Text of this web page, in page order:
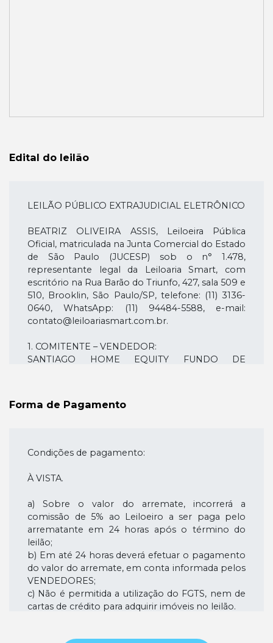
Edital do leilão
LEILÃO PÚBLICO EXTRAJUDICIAL ELETRÔNICO
BEATRIZ OLIVEIRA ASSIS, Leiloeira Pública
Oficial, matriculada na Junta Comercial do Estado
de São Paulo (JUCESP) sob o n° 1.478,
representante legal da Leiloaria Smart, com
escritório na Rua Barão do Triunfo, 427, sala 509 e
510, Brooklin, São Paulo/SP, telefone: (11) 3136-
0640, WhatsApp: (11) 94484-5588, e-mail:
contato@leiloariasmart.com.br.
1. COMITENTE – VENDEDOR:
SANTIAGO HOME EQUITY FUNDO DE
2. LEILÃO LOTE ÚNICO - OBJETOS DO LEILÃO:
Aquino Marques, nº 06, Parque das Rodovias,
Imóvel: TERRENO CONSTITUÍDO DE PARTE DO
LOTEAMENTO DENOMINADO VILA NOVA
LORENA, NESTA CIDADE, DISTRITO, MUNICÍPIO
E COMARCA DE LORENA, COM FRNTE PARA A
RUA CECÍLIA AQUINO MARQUES, medindo
5,00m (cinco metros) de frente para a referida via
pública, igual medida de largura nos fundos, por
30,00m (trinta metros) da frente aos fundos, em
ambos os lados, confrontando do lado esquerdo,
de quem da via pública olha o imóvel com parte
Forma de Pagamento
Condições de pagamento:
À VISTA.
a) Sobre o valor do arremate, incorrerá a
comissão de 5% ao Leiloeiro a ser paga pelo
arrematante em 24 horas após o término do
leilão;
b) Em até 24 horas deverá efetuar o pagamento
do valor do arremate, em conta informada pelos
VENDEDORES;
c) Não é permitida a utilização do FGTS, nem de
cartas de crédito para adquirir imóveis no leilão.